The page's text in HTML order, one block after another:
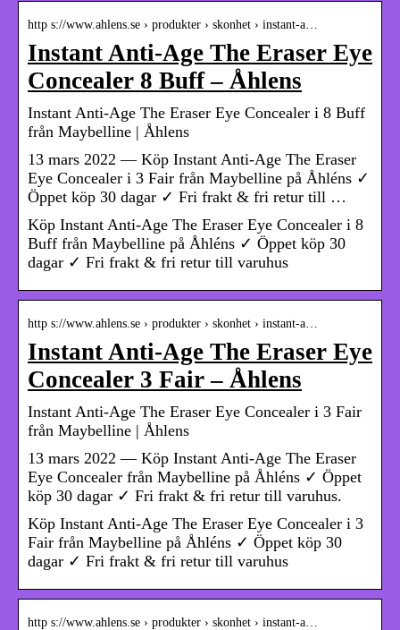
http s://www.ahlens.se › produkter › skonhet › instant-a…
Instant Anti-Age The Eraser Eye
Concealer 8 Buff – Åhlens
Instant Anti-Age The Eraser Eye Concealer i 8 Buff
från Maybelline | Åhlens
13 mars 2022 — Köp Instant Anti-Age The Eraser
Eye Concealer i 3 Fair från Maybelline på Åhléns ✓
Öppet köp 30 dagar ✓ Fri frakt & fri retur till …
Köp Instant Anti-Age The Eraser Eye Concealer i 8
Buff från Maybelline på Åhléns ✓ Öppet köp 30
dagar ✓ Fri frakt & fri retur till varuhus
http s://www.ahlens.se › produkter › skonhet › instant-a…
Instant Anti-Age The Eraser Eye
Concealer 3 Fair – Åhlens
Instant Anti-Age The Eraser Eye Concealer i 3 Fair
från Maybelline | Åhlens
13 mars 2022 — Köp Instant Anti-Age The Eraser
Eye Concealer från Maybelline på Åhléns ✓ Öppet
köp 30 dagar ✓ Fri frakt & fri retur till varuhus.
Köp Instant Anti-Age The Eraser Eye Concealer i 3
Fair från Maybelline på Åhléns ✓ Öppet köp 30
dagar ✓ Fri frakt & fri retur till varuhus
http s://www.ahlens.se › produkter › skonhet › instant-a…